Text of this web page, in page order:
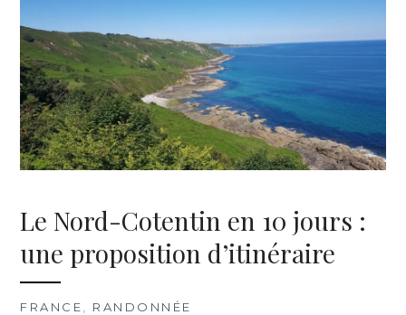
Le Nord-Cotentin en 10 jours :
une proposition d’itinéraire
FRANCE RANDONNÉE